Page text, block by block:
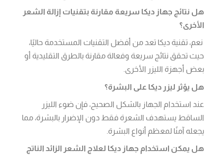
هل نتائج جهاز ديكا سريعة مقارنة بتقنيات إزالة الشعر
الأخرى؟
نعم، تقنية ديكا تعد من أفضل التقنيات المستخدمة حاليًا،
حيث تحقق نتائج سريعة وفعالة مقارنة بالطرق التقليدية أو
بعض أجهزة الليزر الأخرى.
هل يؤثر ليزر ديكا على البشرة؟
عند استخدام الجهاز بالشكل الصحيح، فإن ضوء الليزر
الساقط يستهدف الشعرة فقط دون الإضرار بالبشرة، مما
يجعله آمنًا لمعظم أنواع البشرة.
هل يمكن استخدام جهاز ديكا لعلاج الشعر الزائد الناتج